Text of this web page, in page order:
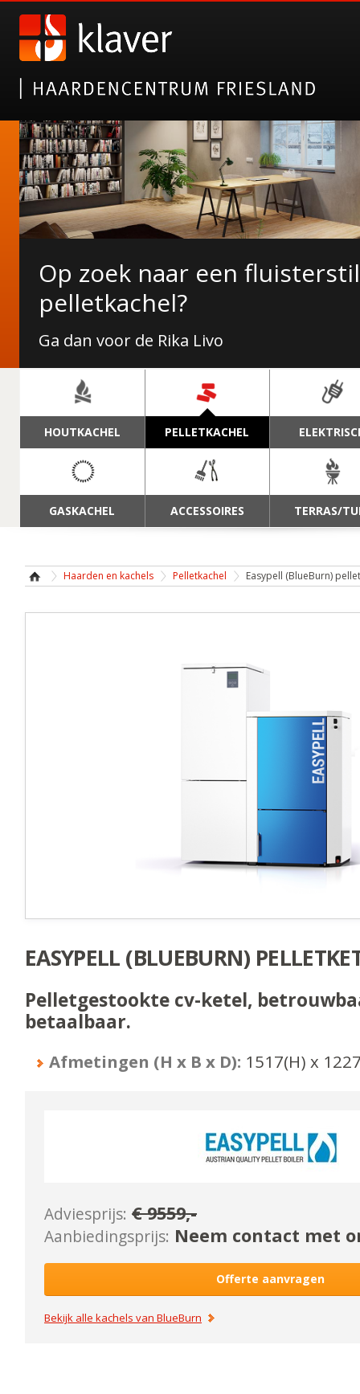
NORDICFIRE FINN
Wat Finn u ervan?
Op zoek naar een
pelletkachel?
Ga dan voor de Rika Livo
De Duroflame Carre
Nu bij ons in de showroom!
NAVIGATIE
HOUTKACHEL PELLETKACHEL
GASKACHEL ACCESSOIRES TERRAS/
Haarden en kachels Pelletkachel Easypell (BlueBurn)
EASYPELL (BLUEBURN)
Pelletgestookte cv-ketel,
betaalbaar.
Afmetingen (H x B x D): 1517(H) x
Adviesprijs: €9559,-
Aanbiedingsprijs: Neem contact met
Offerte aanvragen
Bekijk alle kachels vanBlueBurn